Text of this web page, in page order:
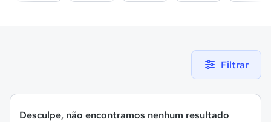
Filtrar
Desculpe, não encontramos nenhum resultado